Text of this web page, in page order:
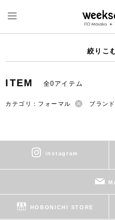
絞りこ
ITEM 全0アイテム
カテゴリ：フォーマル ブラン
instagram
HOBONICHI STORE